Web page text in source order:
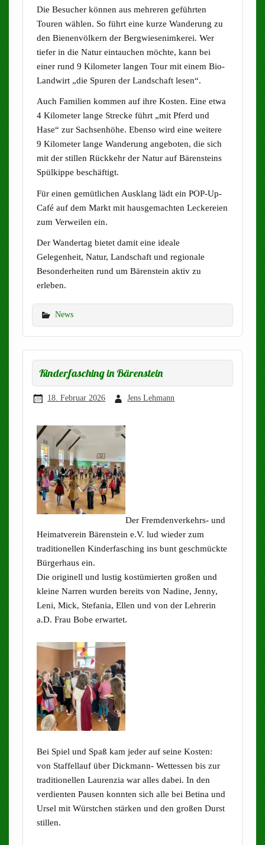
Die Besucher können aus mehreren geführten
Touren wählen. So führt eine kurze Wanderung zu
den Bienenvölkern der Bergwiesenimkerei. Wer
tiefer in die Natur eintauchen möchte, kann bei
einer rund 9 Kilometer langen Tour mit einem Bio-
Landwirt „die Spuren der Landschaft lesen“.
Auch Familien kommen auf ihre Kosten. Eine etwa
4 Kilometer lange Strecke führt „mit Pferd und
Hase“ zur Sachsenhöhe. Ebenso wird eine weitere
9 Kilometer lange Wanderung angeboten, die sich
mit der stillen Rückkehr der Natur auf Bärensteins
Spülkippe beschäftigt.
Für einen gemütlichen Ausklang lädt ein POP-Up-
Café auf dem Markt mit hausgemachten Leckereien
zum Verweilen ein.
Der Wandertag bietet damit eine ideale
Gelegenheit, Natur, Landschaft und regionale
Besonderheiten rund um Bärenstein aktiv zu
erleben.
News
Kinderfasching in Bärenstein
18. Februar 2026 Jens Lehmann
Der Fremdenverkehrs- und
Heimatverein Bärenstein e.V. lud wieder zum
traditionellen Kinderfasching ins bunt geschmückte
Bürgerhaus ein.
Die originell und lustig kostümierten großen und
kleine Narren wurden bereits von Nadine, Jenny,
Leni, Mick, Stefania, Ellen und von der Lehrerin
a.D. Frau Bobe erwartet.
Bei Spiel und Spaß kam jeder auf seine Kosten:
von Staffellauf über Dickmann- Wettessen bis zur
traditionellen Laurenzia war alles dabei. In den
verdienten Pausen konnten sich alle bei Betina und
Ursel mit Würstchen stärken und den großen Durst
stillen.